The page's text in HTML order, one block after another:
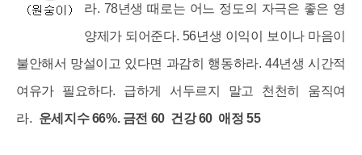
라. 78년생 때로는 어느 정도의 자극은 좋은 영
양제가 되어준다. 56년생 이익이 보이나 마음이
불안해서 망설이고 있다면 과감히 행동하라. 44년생 시간적
여유가 필요하다. 급하게 서두르지 말고 천천히 움직여
라. 운세지수 66%. 금전 60 건강 60 애정 55